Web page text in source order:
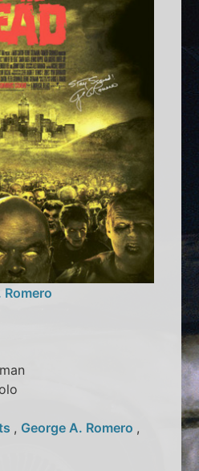
Romero
, George A. Romero ,